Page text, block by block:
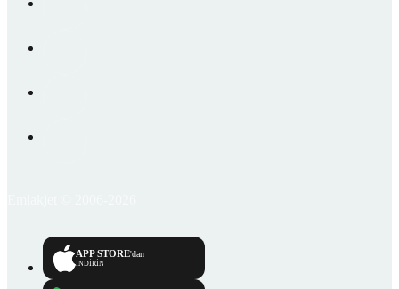
APP STORE'dan
İNDİRİN